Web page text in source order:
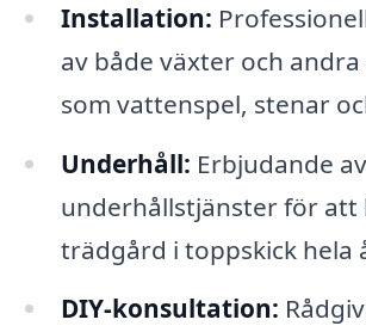
Installation:
av både växter och
som vattenspel, stenar
Underhåll: Erbjudande
underhållstjänster för att
trädgård i toppskick hela
DIY-konsultation: